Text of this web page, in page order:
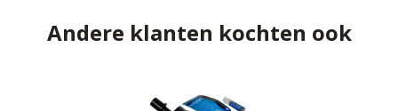
Andere klanten kochten ook